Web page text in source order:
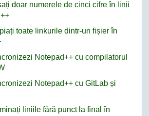
doar numerele de cinci cifre în linii
toate linkurile dintr-un fișier în
Notepad++ cu compilatorul
Notepad++ cu GitLab și
liniile fără punct la final în